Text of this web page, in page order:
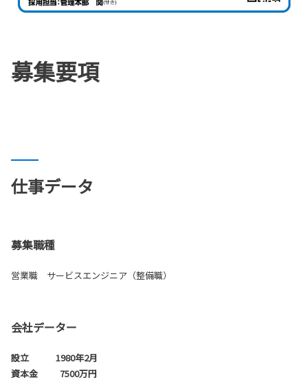
募集要項
仕事データ
募集職種
営業職 サービスエンジニア（整備職）
会社データー
設立 1980年2月
資本金 7500万円